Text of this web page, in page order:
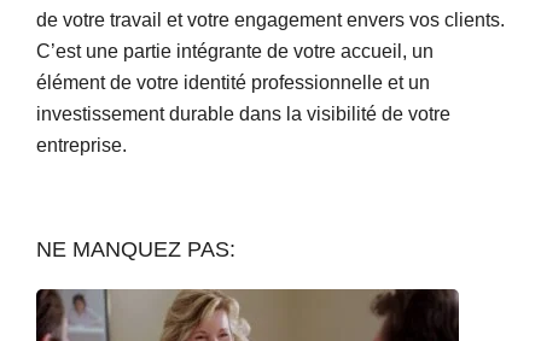
de votre travail et votre engagement envers vos clients.
C’est une partie intégrante de votre accueil, un
élément de votre identité professionnelle et un
investissement durable dans la visibilité de votre
entreprise.
NE MANQUEZ PAS: